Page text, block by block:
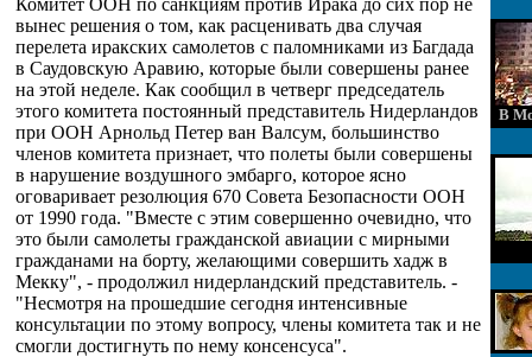
Комитет ООН по санкциям против Ирака до сих пор не
вынес решения о том, как расценивать два случая
перелета иракских самолетов с паломниками из Багдада
в Саудовскую Аравию, которые были совершены ранее
на этой неделе. Как сообщил в четверг председатель
этого комитета постоянный представитель Нидерландов
при ООН Арнольд Петер ван Валсум, большинство
членов комитета признает, что полеты были совершены
в нарушение воздушного эмбарго, которое ясно
оговаривает резолюция 670 Совета Безопасности ООН
от 1990 года. "Вместе с этим совершенно очевидно, что
это были самолеты гражданской авиации с мирными
гражданами на борту, желающими совершить хадж в
Мекку", - продолжил нидерландский представитель. -
"Несмотря на прошедшие сегодня интенсивные
консультации по этому вопросу, члены комитета так и не
смогли достигнуть по нему консенсуса".
В